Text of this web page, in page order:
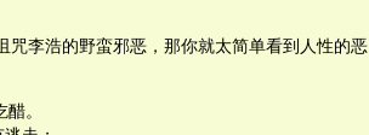
咒李浩的野蛮邪恶，那你就太简单看到人性的恶
。